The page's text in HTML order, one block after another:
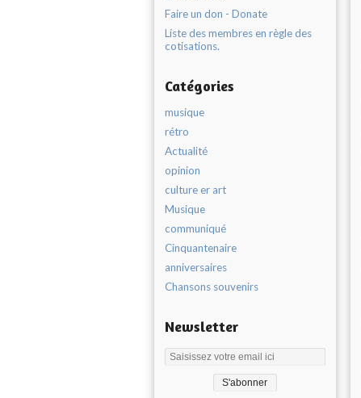
Faire un don - Donate
Liste des membres en règle des
cotisations.
Catégories
musique
rétro
Actualité
opinion
culture er art
Musique
communiqué
Cinquantenaire
anniversaires
Chansons souvenirs
Newsletter